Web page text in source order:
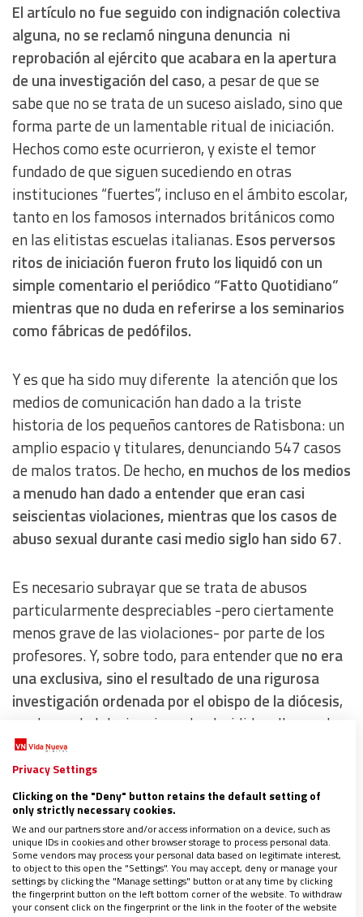
El artículo no fue seguido con indignación colectiva
alguna, no se reclamó ninguna denuncia ni
reprobación al ejército que acabara en la apertura
de una investigación del caso, a pesar de que se
sabe que no se trata de un suceso aislado, sino que
forma parte de un lamentable ritual de iniciación.
Hechos como este ocurrieron, y existe el temor
fundado de que siguen sucediendo en otras
instituciones “fuertes”, incluso en el ámbito escolar,
tanto en los famosos internados británicos como
en las elitistas escuelas italianas.Esos perversos
ritos de iniciación fueron fruto los liquidó con un
simple comentario el periódico “Fatto Quotidiano”
mientras que no duda en referirse a los seminarios
como fábricas de pedófilos.
Y es que ha sido muy diferente la atención que los
medios de comunicación han dado a la triste
historia de los pequeños cantores de Ratisbona: un
amplio espacio y titulares, denunciando 547 casos
de malos tratos. De hecho, en muchos de los medios
a menudo han dado a entender que eran casi
seiscientas violaciones, mientras que los casos de
abuso sexual durante casi medio siglo han sido 67.
Es necesario subrayar que se trata de abusos
particularmente despreciables -pero ciertamente
menos grave de las violaciones- por parte de los
profesores. Y, sobre todo, para entender queno era
una exclusiva, sino el resultado de una rigurosa
investigación ordenada por el obispo de la diócesis,
por lo que la Iglesia misma ha decidido a llegar al
fondo de rumores y denuncias sobre este escándalo.
Nadie duda de quese trata de actos innobles y
vergonzosos, que deben ser castigados, y
especialmente prevenidos. Sin embargo,este
noticia se ha contagiado de cierta manipulación
mediática, generándose una percepción diferente
ante incidentes similares:se es tolerante con la
Privacy Settings
Clicking on the "Deny" button retains the default setting of
only strictly necessary cookies.
We and our partners store and/or access information on a device, such as
unique IDs in cookies and other browser storage to process personal data.
Some vendors may process your personal data based on legitimate interest,
to object to this open the "Settings". You may accept, deny or manage your
settings by clicking the "Manage settings" button or at any time by clicking
the fingerprint button on the left bottom corner of the website. To withdraw
your consent click on the fingerprint or the link in the footer of the website